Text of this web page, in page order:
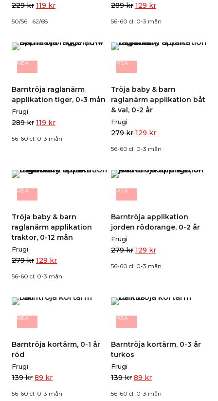
229kr 119 kr
50/56 62/68
289kr 129 kr
56-60 cl: 0-3 mån
REA
Barntröja raglanärm
applikation tiger, 0-3 mån
Frugi
289kr 119 kr
56-60 cl: 0-3 mån
REA
Tröja baby & barn
raglanärm applikation båt
& val, 0-2 år
Frugi
279kr 129 kr
56-60 cl: 0-3 mån
REA
Tröja baby & barn
raglanärm applikation
traktor, 0-12 mån
Frugi
279kr 129 kr
56-60 cl: 0-3 mån
REA
Barntröja applikation
jorden rödorange, 0-2 år
Frugi
279kr 129 kr
56-60 cl: 0-3 mån
REA
Barntröja kortärm, 0-1 år
röd
Frugi
139kr 89 kr
56-60 cl: 0-3 mån
REA
Barntröja kortärm, 0-3 år
turkos
Frugi
139kr 89 kr
56-60 cl: 0-3 mån